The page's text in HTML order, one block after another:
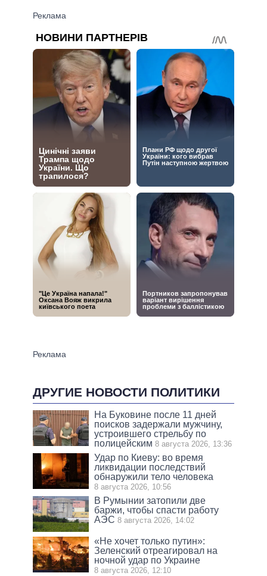
ДРУГИЕ НОВОСТИ ПОЛИТИКИ
На Буковине после 11 дней
поисков задержали мужчину,
устроившего стрельбу по
полицейским 8 августа 2026, 13:36
Удар по Киеву: во время
ликвидации последствий
обнаружили тело человека
8 августа 2026, 10:56
В Румынии затопили две
баржи, чтобы спасти работу
АЭС 8 августа 2026, 14:02
«Не хочет только путин»:
Зеленский отреагировал на
ночной удар по Украине
8 августа 2026, 12:10